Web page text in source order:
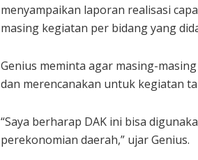
menyampaikan laporan realisasi
masing kegiatan per bidang yang
Genius meminta agar masing-
dan merencanakan untuk kegiatan
“Saya berharap DAK ini bisa
perekonomian daerah,” ujar Genius.